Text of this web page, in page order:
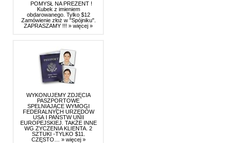
POMYSŁ NA PREZENT !
Kubek z imieniem
obdarowanego. Tylko $12
Zamówienie złoż w "Spójniku".
ZAPRASZAMY !!! » więcej »
WYKONUJEMY ZDJĘCIA
PASZPORTOWE
SPELNIAJĄCE WYMOGI
FEDERALNYCH URZĘDÓW
USA I PAŃSTW UNII
EUROPEJSKIEJ. TAKŻE INNE
WG ZYCZENIA KLIENTA. 2
SZTUKI -TYLKO $11.
CZĘSTO… » więcej »